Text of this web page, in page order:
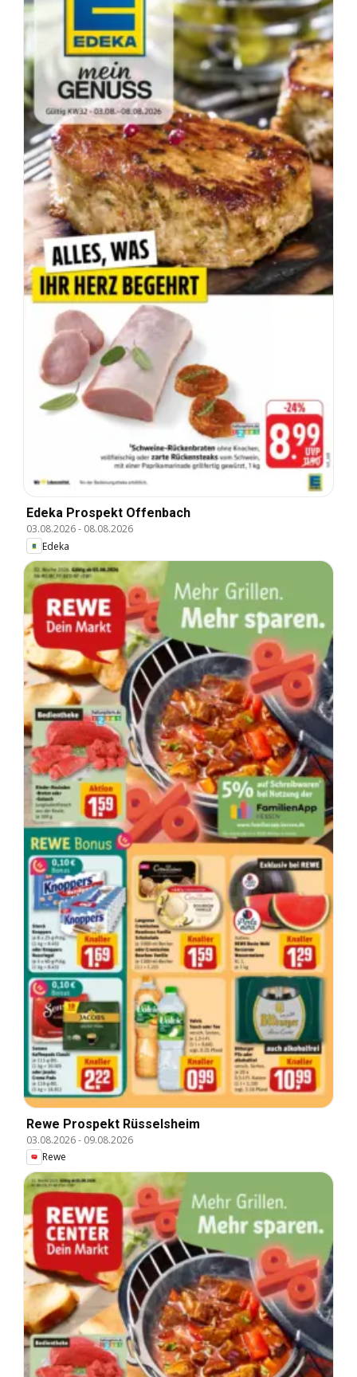
Edeka Prospekt Offenbach
03.08.2026- 08.08.2026
Edeka
Rewe Prospekt Rüsselsheim
03.08.2026- 09.08.2026
Rewe